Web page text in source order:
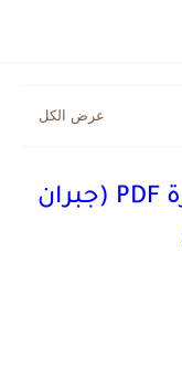
تلخيص الأجنحة المتكسرة PDF (جبران